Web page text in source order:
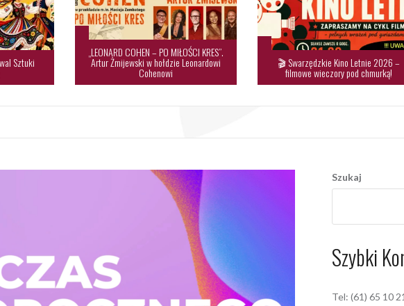
Sztuki
„LEONARD COHEN – PO MIŁOŚCI KRES”.
Artur Żmijewski w hołdzie Leonardowi
Cohenowi
🎬 Swarzędzkie Kino Letnie 2026 –
filmowe wieczory pod chmurką!
Szukaj
Szybki
Tel: (61) 65 10